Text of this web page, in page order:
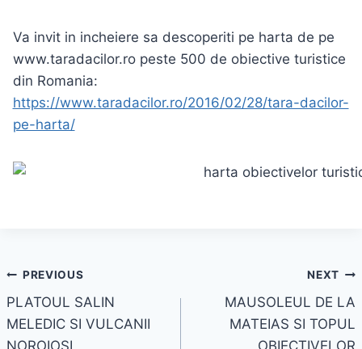
Va invit in incheiere sa descoperiti pe harta de pe
www.taradacilor.ro peste 500 de obiective turistice
din Romania:
https://www.taradacilor.ro/2016/02/28/tara-dacilor-
pe-harta/
Navigare
în
PREVIOUS
PLATOUL SALIN
MELEDIC SI VULCANII
NEXT
MAUSOLEUL DE LA
MATEIAS SI TOPUL